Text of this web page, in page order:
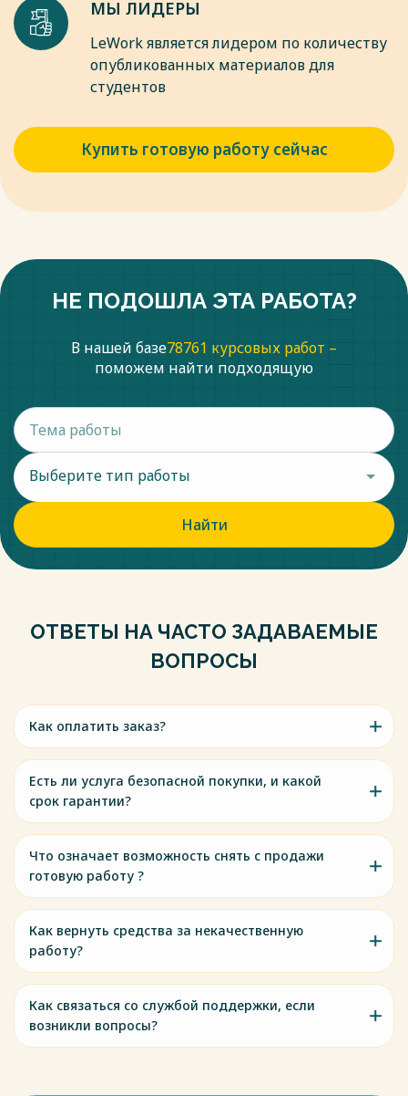
МЫ ЛИДЕРЫ
LeWork является лидером по количеству
опубликованных материалов для
студентов
Купить готовую работу сейчас
НЕ ПОДОШЛА ЭТА РАБОТА?
В нашей базе78761 курсовых работ –
поможем найти подходящую
Выберите тип работы
Найти
ОТВЕТЫ НА ЧАСТО ЗАДАВАЕМЫЕ
ВОПРОСЫ
Как оплатить заказ?
Есть ли услуга безопасной покупки, и какой
срок гарантии?
Что означает возможность снять с продажи
готовую работу ?
Как вернуть средства за некачественную
работу?
Как связаться со службой поддержки, если
возникли вопросы?